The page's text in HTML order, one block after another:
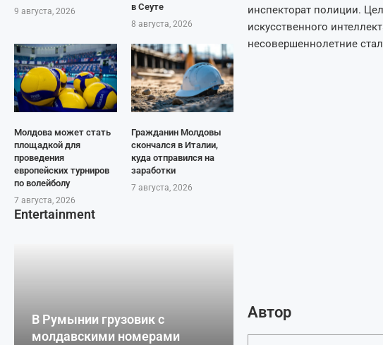
9 августа, 2026
в Сеуте
8 августа, 2026
Молдова может стать
площадкой для
проведения
европейских турниров
по волейболу
7 августа, 2026
Гражданин Молдовы
скончался в Италии,
куда отправился на
заработки
7 августа, 2026
Entertainment
В Румынии грузовик с
молдавскими номерами
инспекторат полиции.
искусственного
несовершеннолетние
Автор